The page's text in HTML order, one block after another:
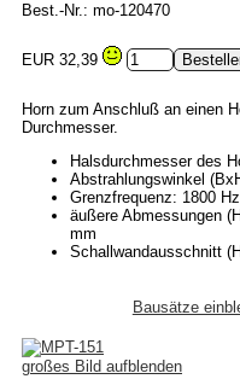
Best.-Nr.: mo-120470
EUR 32,39
Horn zum Anschluß an einen
Durchmesser.
Halsdurchmesser des
Abstrahlungswinkel
Grenzfrequenz: 1800 Hz
äußere Abmessungen
mm
Schallwandausschnitt
Bausätze
großes Bild aufblenden